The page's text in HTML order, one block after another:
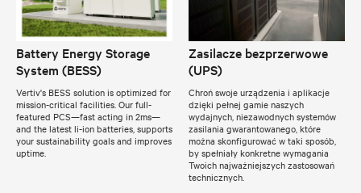
Battery Energy Storage
System (BESS)
Vertiv's BESS solution is optimized for
mission-critical facilities. Our full-
featured PCS—fast acting in 2ms—
and the latest li-ion batteries, supports
your sustainability goals and improves
uptime.
Zasilacze bezprzerwowe
(UPS)
Chroń swoje urządzenia i aplikacje
dzięki pełnej gamie naszych
wydajnych, niezawodnych systemów
zasilania gwarantowanego, które
można skonfigurować w taki sposób,
by spełniały konkretne wymagania
Twoich najważniejszych zastosowań
technicznych.